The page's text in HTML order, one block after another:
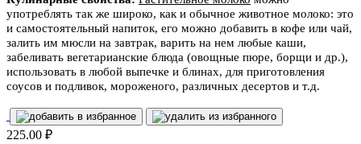
употреблять так же широко, как и обычное животное молоко: это
и самостоятельный напиток, его можно добавить в кофе или чай,
залить им мюсли на завтрак, варить на нем любые каши,
забеливать вегетарианские блюда (овощные пюре, борщи и др.),
использовать в любой выпечке и блинах, для приготовления
соусов и подливок, мороженого, различных десертов и т.д.
225.00 ₽